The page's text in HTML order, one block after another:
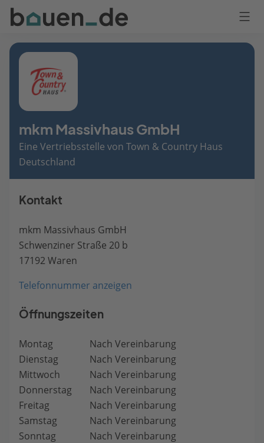
Bauen
Logo
Anmelden
mkm Massivhaus GmbH
Eine Vertriebsstelle von Town & Country Haus
Deutschland
Kontakt
mkm Massivhaus GmbH
Schwenziner Straße 20 b
17192 Waren
Telefonnummer anzeigen
Öffnungszeiten
Montag
Nach Vereinbarung
Dienstag
Nach Vereinbarung
Mittwoch
Nach Vereinbarung
Donnerstag
Nach Vereinbarung
Freitag
Nach Vereinbarung
Samstag
Nach Vereinbarung
Sonntag
Nach Vereinbarung